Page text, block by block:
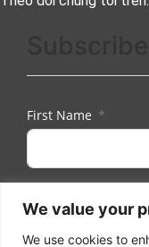
We value your
We use cookies to
First Name